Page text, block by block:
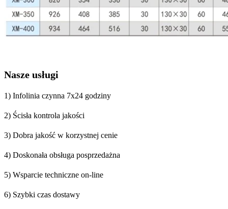
Nasze usługi
1) Infolinia czynna 7x24 godziny
2) Ścisła kontrola jakości
3) Dobra jakość w korzystnej cenie
4) Doskonała obsługa posprzedażna
5) Wsparcie techniczne on-line
6) Szybki czas dostawy